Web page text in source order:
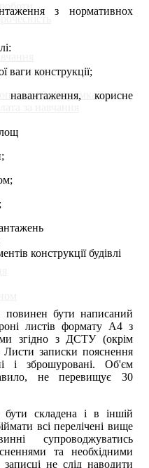
і підтримка
з нормативнох
ваги конструкції;
корисне
конструкції будівлі
повинен бути написаний
листів формату А4 з
згідно з ДСТУ (окрім
Листи записки пояснення
і зброшуровані. Об'єм
не перевищує 30
складена і в іншій
всі перелічені вище
супроводжуватись
та необхідними
не слід наводити